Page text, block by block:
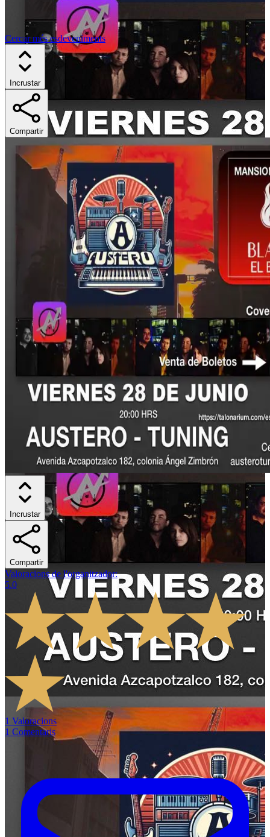
Cercar més esdeveniments
Incrustar
Compartir
Incrustar
Compartir
Valoracions de l'organitzador:
5.0
1 Valoracions
1 Comentaris